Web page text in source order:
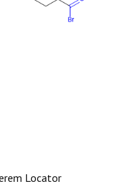
Locator